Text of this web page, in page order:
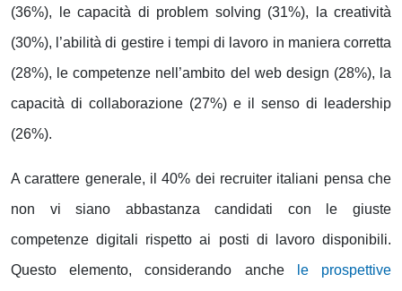
(36%), le capacità di problem solving (31%), la creatività
(30%), l’abilità di gestire i tempi di lavoro in maniera corretta
(28%), le competenze nell’ambito del web design (28%), la
capacità di collaborazione (27%) e il senso di leadership
(26%).
A carattere generale, il 40% dei recruiter italiani pensa che
non vi siano abbastanza candidati con le giuste
competenze digitali rispetto ai posti di lavoro disponibili.
Questo elemento, considerando anche
le prospettive